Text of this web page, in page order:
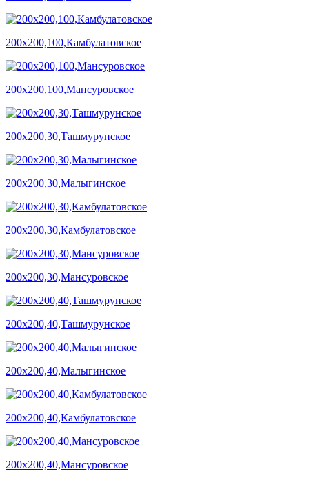
200х200,100,Камбулатовское
200х200,100,Мансуровское
200х200,30,Ташмурунское
200х200,30,Малыгинское
200х200,30,Камбулатовское
200х200,30,Мансуровское
200х200,40,Ташмурунское
200х200,40,Малыгинское
200х200,40,Камбулатовское
200х200,40,Мансуровское